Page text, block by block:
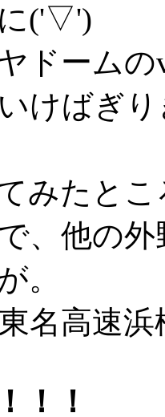
('▽')
ドーム
けばぎ
みたと
、他の
。
名高速
！！